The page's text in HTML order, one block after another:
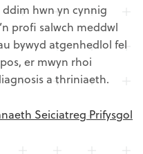
ddim hwn yn cynnig
profi salwch meddwl
bywyd atgenhedlol fel
er mwyn rhoi
a thriniaeth.
Seiciatreg Prifysgol